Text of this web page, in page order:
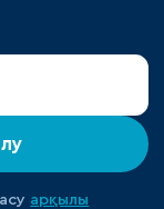
арқылы